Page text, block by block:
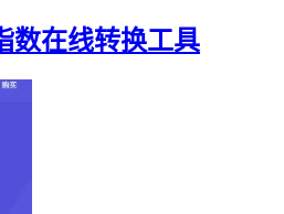
数在线转换工具